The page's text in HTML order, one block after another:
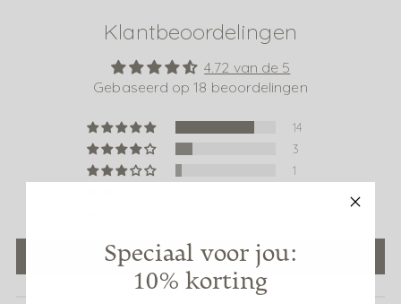
Klantbeoordelingen
4.72 van de 5
Gebaseerd op 18 beoordelingen
14
3
1
Schrijf een beoordeling
Speciaal voor jou:
10% korting